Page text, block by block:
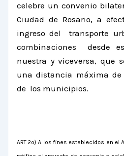
celebre un convenio
Ciudad de Rosario, a
ingreso del transporte
combinaciones desde
nuestra y viceversa, que
una distancia máxima de
de los municipios.
ART.2º) A los fines establecidos en el